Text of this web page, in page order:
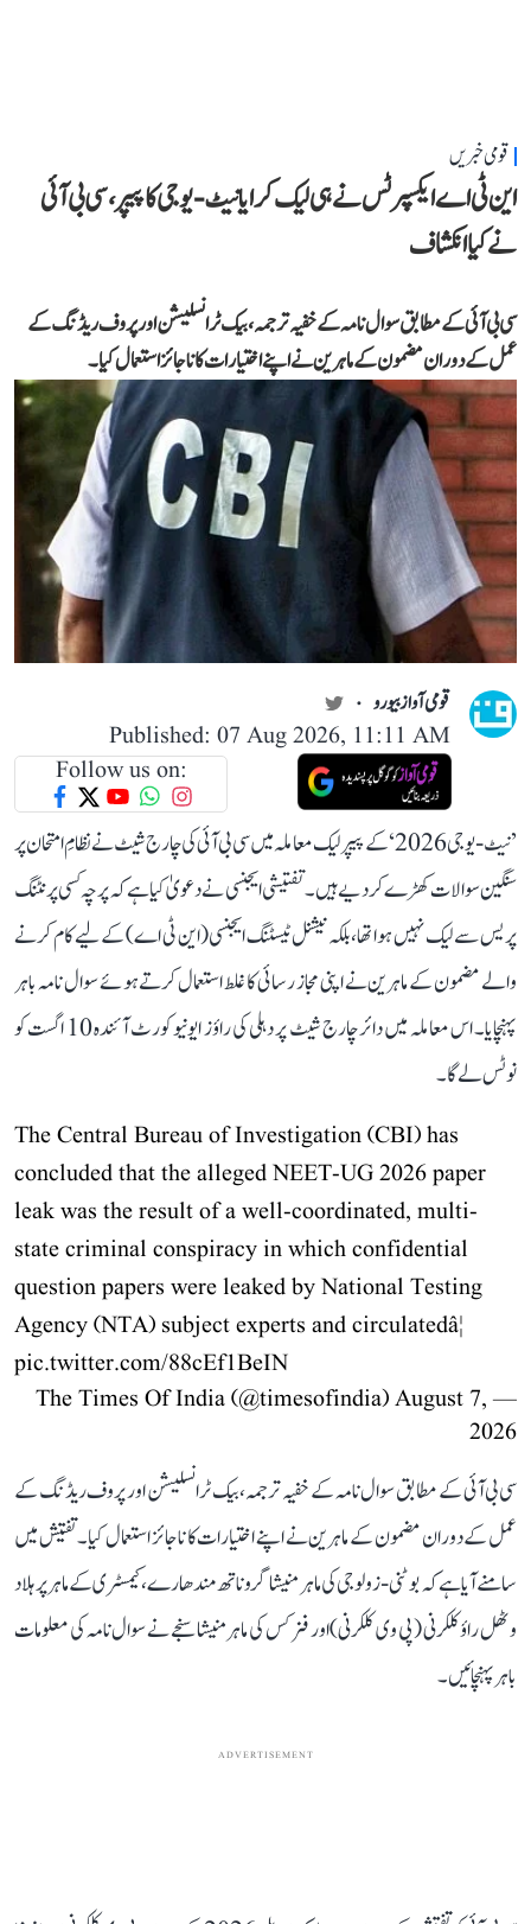
قومی خبریں
این ٹی اے ایکسپرٹس نے ہی لیک کرایا نیٹ-یوجی کا پیپر، سی بی آئی
نے کیا انکشاف
سی بی آئی کے مطابق سوال نامہ کے خفیہ ترجمہ، بیک ٹرانسلیشن اور پروف ریڈنگ کے
عمل کے دوران مضمون کے ماہرین نے اپنے اختیارات کا ناجائز استعمال کیا۔
قومی آواز بیورو
Published: 07 Aug 2026, 11:11 AM
Follow us on:
’نیٹ-یو جی 2026‘ کے پیپر لیک معاملہ میں سی بی آئی کی چارج شیٹ نے نظامِ امتحان پر
سنگین سوالات کھڑے کر دیے ہیں۔ تفتیشی ایجنسی نے دعویٰ کیا ہے کہ پرچہ کسی پرنٹنگ
پریس سے لیک نہیں ہوا تھا، بلکہ نیشنل ٹیسٹنگ ایجنسی (این ٹی اے) کے لیے کام کرنے
والے مضمون کے ماہرین نے اپنی مجاز رسائی کا غلط استعمال کرتے ہوئے سوال نامہ باہر
پہنچایا۔ اس معاملہ میں دائر چارج شیٹ پر دہلی کی راؤز ایونیو کورٹ آئندہ 10 اگست کو
نوٹس لے گا۔
The Central Bureau of Investigation (CBI) has
concluded that the alleged NEET-UG 2026 paper
leak was the result of a well-coordinated, multi-
state criminal conspiracy in which confidential
question papers were leaked by National Testing
Agency (NTA) subject experts and circulatedâ¦
pic.twitter.com/88cEf1BeIN
— The Times Of India (@timesofindia)
August 7,
2026
سی بی آئی کے مطابق سوال نامہ کے خفیہ ترجمہ، بیک ٹرانسلیشن اور پروف ریڈنگ کے
عمل کے دوران مضمون کے ماہرین نے اپنے اختیارات کا ناجائز استعمال کیا۔ تفتیش میں
سامنے آیا ہے کہ بوٹنی-زولوجی کی ماہر منیشا گروناتھ مندھارے، کیمسٹری کے ماہر پرہلاد
وٹھل راؤ کلکرنی (پی وی کلکرنی) اور فزکس کی ماہر منیشا سنجے نے سوال نامہ کی معلومات
باہر پہنچائیں۔
ADVERTISEMENT